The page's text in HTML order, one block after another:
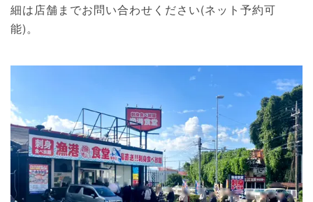
細は店舗までお問い合わせください(ネット予約可
能)。